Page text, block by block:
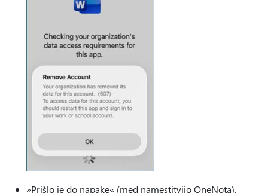
»Prišlo je do napake« (med namestitvijo OneNota).